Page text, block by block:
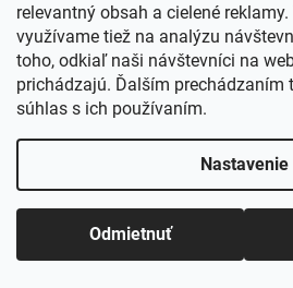
relevantný obsah a cielené
využívame tiež na analýzu
toho, odkiaľ naši návštevníci na
prichádzajú. Ďalším prechádzaním
súhlas s ich používaním.
Nastavenie
Odmietnuť
Široké letné nohavice
Dodanie 3-7 dní
€29